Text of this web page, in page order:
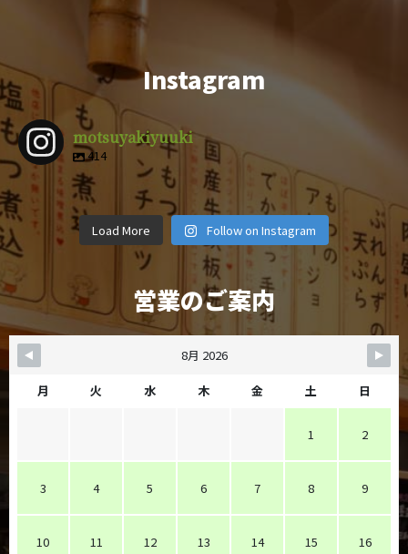
Instagram
motsuyakiyuuki
414
motsuyakiy
uuki
4月 9
motsuyakiy
3月 1
motsuyakiy
2月 14
motsuyakiy
uuki
12月 29
motsuyakiy
uuki
12月 8
motsuyakiy
uuki11月 6
motsuyakiy
uuki
motsuyakiy
10月 19
motsuyakiy
uuki
10月 5
motsuyakiy
uuki
9月 28
motsuyakiy
uuki
9月 25
motsuyakiy
uuki
9月 22
Load More Follow on Instagram
営業のご案内
8月 2026
月 火 水 木 金 土 日
1 2
3 4 5 6 7 8 9
10 11 12 13 14 15 16